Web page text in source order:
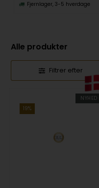
Fjernlager, 3-5 hverdage
Alle produkter
Filtrer efter
NYHED
19%